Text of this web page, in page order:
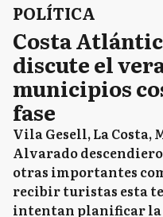
POLÍTICA
Costa
discute el
municipios
fase
Vila Gesell, La Costa,
Alvarado
otras importantes
recibir turistas esta
intentan planificar